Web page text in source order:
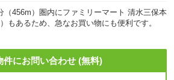
（456m）圏内にファミリーマート 清水三保本
もあるため、急なお買い物にも便利です。
件にお問い合わせ (無料)